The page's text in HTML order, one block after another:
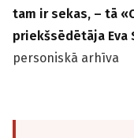
tam ir sekas, – tā
priekšsēdētāja Eva
personiskā arhīva